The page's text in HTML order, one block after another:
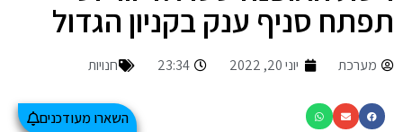
תפתח סניף ענק בקניון הגדול
מערכת יוני 20, 2022 23:34 חנויות
השארו מעודכנים